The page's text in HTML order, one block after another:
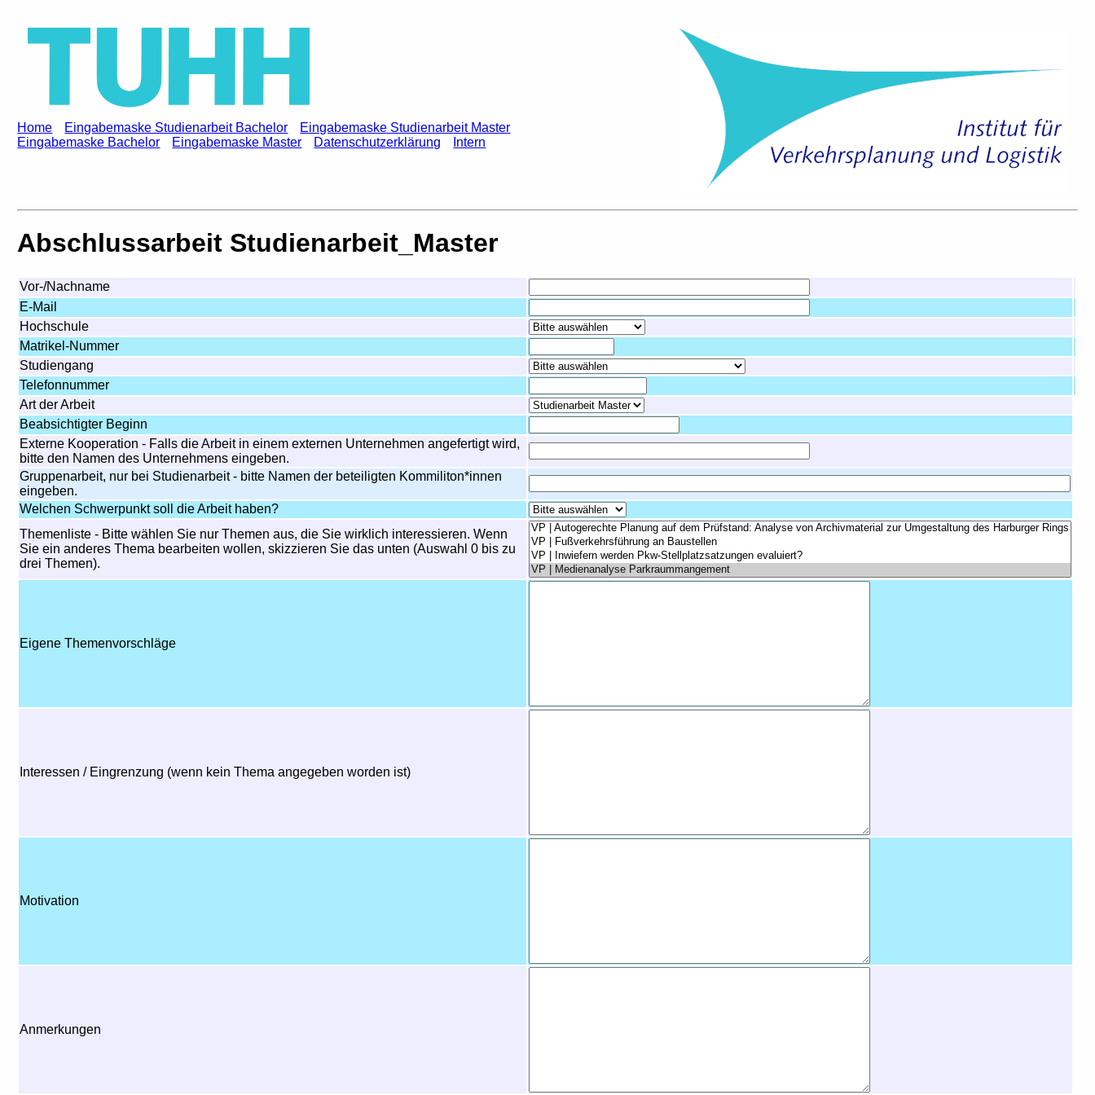
Home Eingabemaske Studienarbeit Bachelor
Eingabemaske Studienarbeit Master
Eingabemaske Bachelor
Eingabemaske Master Datenschutzerklärung Intern
Abschlussarbeit Studienarbeit_Master
Vor-/Nachname
E-Mail
Hochschule
Matrikel-Nummer
Studiengang
Telefonnummer
Art der Arbeit
Beabsichtigter Beginn
Externe Kooperation - Falls die Arbeit in einem externen Unternehmen angefertigt wird,
bitte den Namen des Unternehmens eingeben.
Gruppenarbeit, nur bei Studienarbeit - bitte Namen der beteiligten Kommiliton*innen
eingeben.
Welchen Schwerpunkt soll die Arbeit haben?
Themenliste - Bitte wählen Sie nur Themen aus, die Sie wirklich interessieren. Wenn
Sie ein anderes Thema bearbeiten wollen, skizzieren Sie das unten (Auswahl 0 bis zu
drei Themen).
Eigene Themenvorschläge
Interessen / Eingrenzung (wenn kein Thema angegeben worden ist)
Motivation
Anmerkungen